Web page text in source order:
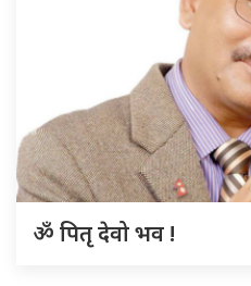
ॐ पितृ देवो भव !